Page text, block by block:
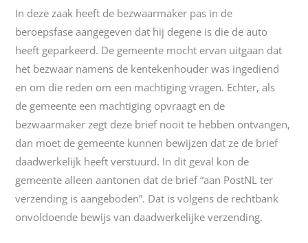
In deze zaak heeft de bezwaarmaker pas in de
beroepsfase aangegeven dat hij degene is die de auto
heeft geparkeerd. De gemeente mocht ervan uitgaan dat
het bezwaar namens de kentekenhouder was ingediend
en om die reden om een machtiging vragen. Echter, als
de gemeente een machtiging opvraagt en de
bezwaarmaker zegt deze brief nooit te hebben ontvangen,
dan moet de gemeente kunnen bewijzen dat ze de brief
daadwerkelijk heeft verstuurd. In dit geval kon de
gemeente alleen aantonen dat de brief “aan PostNL ter
verzending is aangeboden”. Dat is volgens de rechtbank
onvoldoende bewijs van daadwerkelijke verzending.